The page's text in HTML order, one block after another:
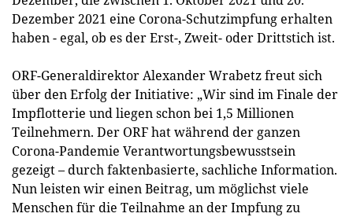
Dezember 2021 eine Corona-Schutzimpfung erhalten
haben - egal, ob es der Erst-, Zweit- oder Drittstich ist.
ORF-Generaldirektor Alexander Wrabetz freut sich
über den Erfolg der Initiative: „Wir sind im Finale der
Impflotterie und liegen schon bei 1,5 Millionen
Teilnehmern. Der ORF hat während der ganzen
Corona-Pandemie Verantwortungsbewusstsein
gezeigt – durch faktenbasierte, sachliche Information.
Nun leisten wir einen Beitrag, um möglichst viele
Menschen für die Teilnahme an der Impfung zu